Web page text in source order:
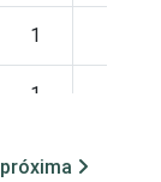
1
1
próxima